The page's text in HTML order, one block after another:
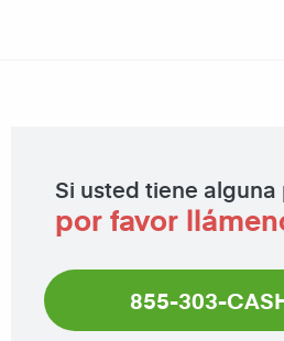
Si usted tiene
por favor
855-303-